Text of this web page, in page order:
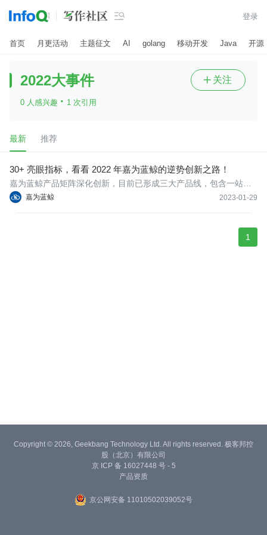
 登录
首页 月更活动 主题征文 AI golang 移动开发 Java 开源
2022大事件
0 人感兴趣 · 1 次引用
 关注
最新 推荐
30+ 亮眼指标，看看 2022 年嘉为蓝鲸的逆势创新之路！
嘉为蓝鲸 2023-01-29
嘉为蓝鲸产品矩阵深化创新，目前已形成三大产品线，包含一站式
研发效能解决方案DevOps、自动化与智能化解决方案AIOps、一体
1
Copyright © 2026, Geekbang Technology Ltd. All rights reserved. 极客邦控
股（北京）有限公司
京 ICP 备 16027448 号 - 5
产品资质
京公网安备 11010502039052号